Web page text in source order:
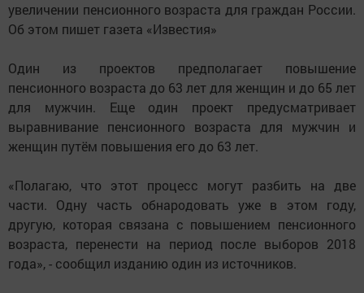
увеличении пенсионного возраста для граждан России.
Об этом пишет газета «Известия»
Один из проектов предполагает повышение
пенсионного возраста до 63 лет для женщин и до 65 лет
для мужчин. Еще один проект предусматривает
выравнивание пенсионного возраста для мужчин и
женщин путём повышения его до 63 лет.
«Полагаю, что этот процесс могут разбить на две
части. Одну часть обнародовать уже в этом году,
другую, которая связана с повышением пенсионного
возраста, перенести на период после выборов 2018
года», - сообщил изданию один из источников.